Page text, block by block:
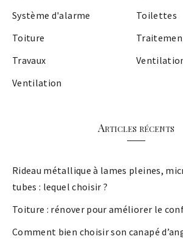
Système d'alarme
Toilettes
Toiture
Travaux
Ventilation
Articles récents
Rideau métallique à lames pleines,
tubes : lequel choisir ?
Toiture : rénover pour améliorer le
Comment bien choisir son canapé